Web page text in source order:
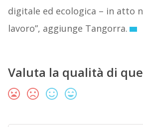
digitale ed ecologica – in atto
lavoro”, aggiunge Tangorra.
Valuta la qualità di